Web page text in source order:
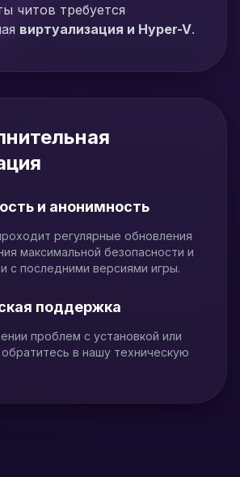
читов требуется
виртуализация и Hyper-V.
и анонимность
регулярные обновления
максимальной безопасности и
с последними версиями игры.
поддержка
проблем с установкой или
в нашу техническую